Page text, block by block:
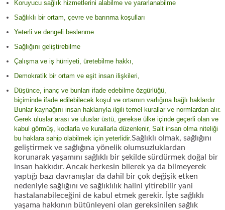
Koruyucu sağlık hizmetlerini alabilme ve yararlanabilme
Sağlıklı bir ortam, çevre ve barınma koşulları
Yeterli ve dengeli beslenme
Sağlığını geliştirebilme
Çalışma ve iş hürriyeti, üretebilme hakkı,
Demokratik bir ortam ve eşit insan ilişkileri,
Düşünce, inanç ve bunları ifade edebilme özgürlüğü,
biçiminde ifade edilebilecek koşul ve ortamın varlığına bağlı haklardır.
Bunlar kaynağını insan haklarıyla ilgili temel kurallar ve normlardan alır.
Gerek uluslar arası ve uluslar üstü, gerekse ülke içinde geçerli olan ve
kabul görmüş, kodlarla ve kurallarla düzenlenir, Salt insan olma niteliği
bu haklara sahip olabilmek için yeterlidir.Sağlıklı olmak, sağlığını
geliştirmek ve sağlığına yönelik olumsuzluklardan
korunarak yaşamını sağlıklı bir şekilde sürdürmek doğal bir
insan hakkıdır. Ancak herkesin bilerek ya da bilmeyerek
yaptığı bazı davranışlar da dahil bir çok değişik etken
nedeniyle sağlığını ve sağlıklılık halini yitirebilir yani
hastalanabileceğini de kabul etmek gerekir. İşte sağlıklı
yaşama hakkının bütünleyeni olan gereksinilen sağlık